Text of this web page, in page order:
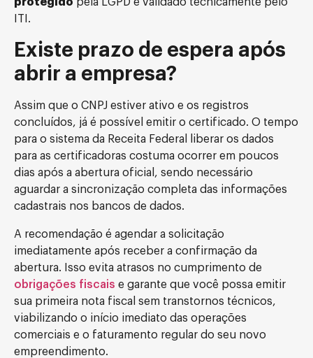
ITI.
Existe prazo de espera após
abrir a empresa?
Assim que o CNPJ estiver ativo e os registros
concluídos, já é possível emitir o certificado. O tempo
para o sistema da Receita Federal liberar os dados
para as certificadoras costuma ocorrer em poucos
dias após a abertura oficial, sendo necessário
aguardar a sincronização completa das informações
cadastrais nos bancos de dados.
A recomendação é agendar a solicitação
imediatamente após receber a confirmação da
abertura. Isso evita atrasos no cumprimento de
obrigações fiscais e garante que você possa emitir
sua primeira nota fiscal sem transtornos técnicos,
viabilizando o início imediato das operações
comerciais e o faturamento regular do seu novo
empreendimento.